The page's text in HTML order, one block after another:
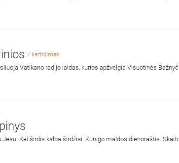
/ kartojimas
Vatikano radijo laidas, kurios apžvelgia Visuotinės